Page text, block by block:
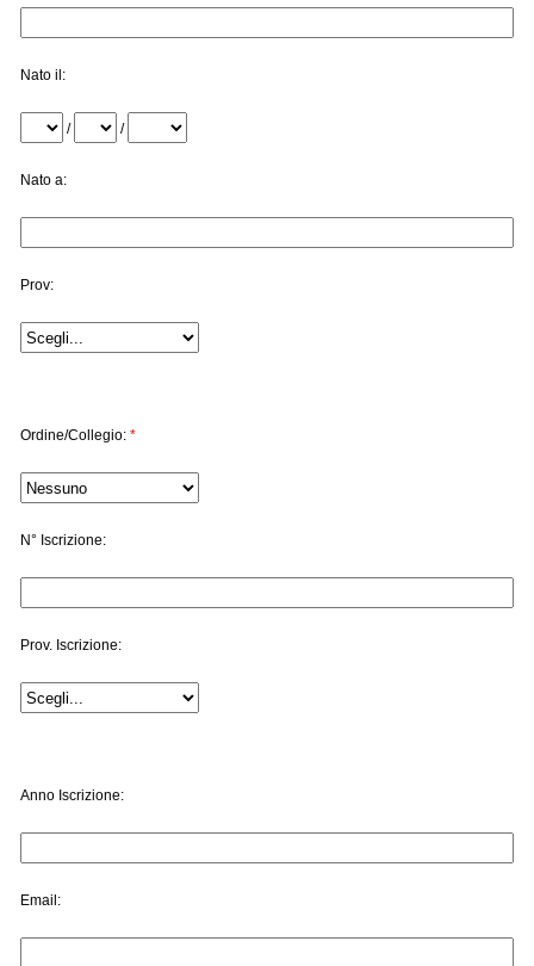
Nato il:
/ /
Nato a:
Prov:
Ordine/Collegio:*
N° Iscrizione:
Prov. Iscrizione:
Anno Iscrizione:
Email: